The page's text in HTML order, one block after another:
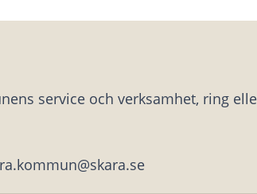
service och verksamhet, ring